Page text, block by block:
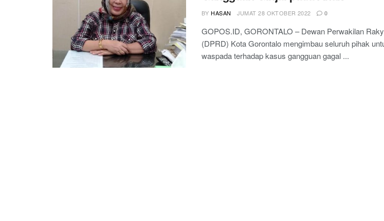
BY HASAN JUMAT 28 OKTOBER 2022 0
GOPOS.ID, GORONTALO – Dewan Perwakilan
(DPRD) Kota Gorontalo mengimbau seluruh pihak
waspada terhadap kasus gangguan gagal ...